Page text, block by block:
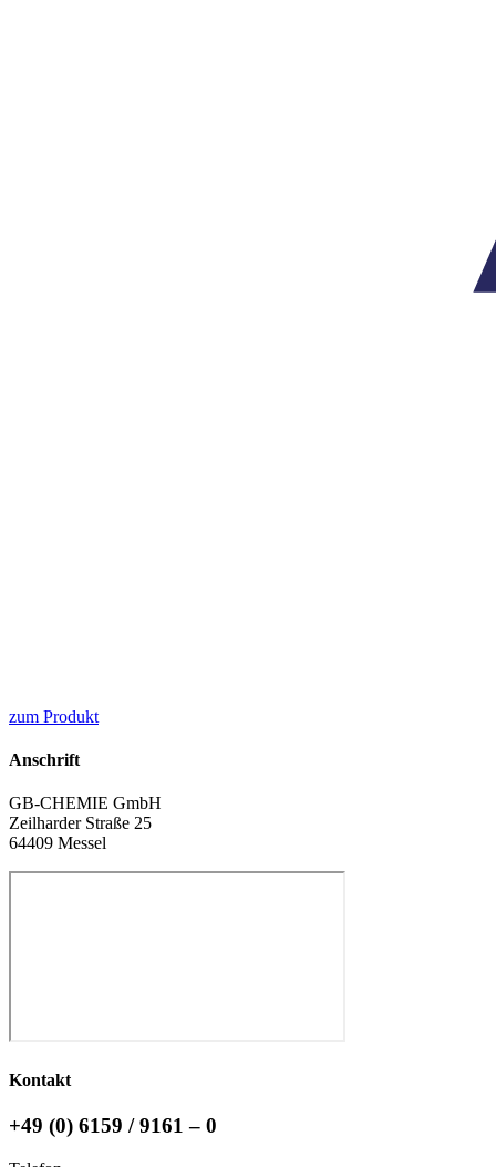
zum Produkt
Anschrift
GB-CHEMIE GmbH
Zeilharder Straße 25
64409 Messel
Kontakt
+49 (0) 6159 / 9161 – 0